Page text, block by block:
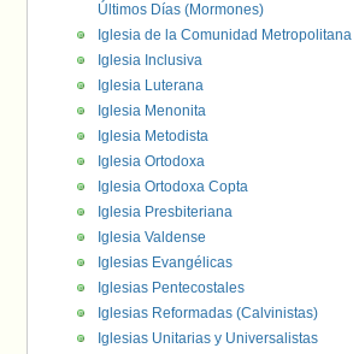
Últimos Días (Mormones)
Iglesia de la Comunidad Metropolitana
Iglesia Inclusiva
Iglesia Luterana
Iglesia Menonita
Iglesia Metodista
Iglesia Ortodoxa
Iglesia Ortodoxa Copta
Iglesia Presbiteriana
Iglesia Valdense
Iglesias Evangélicas
Iglesias Pentecostales
Iglesias Reformadas (Calvinistas)
Iglesias Unitarias y Universalistas